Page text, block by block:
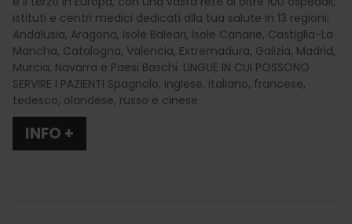
istituti e centri medici dedicati alla tua salute in 13 regioni:
Andalusia, Aragona, Isole Baleari, Isole Canarie, Castiglia-La
Mancha, Catalogna, Valencia, Extremadura, Galizia, Madrid,
Murcia, Navarra e Paesi Baschi. LINGUE IN CUI POSSONO
SERVIRE I PAZIENTI Spagnolo, inglese, italiano, francese,
tedesco, olandese, russo e cinese
INFO +